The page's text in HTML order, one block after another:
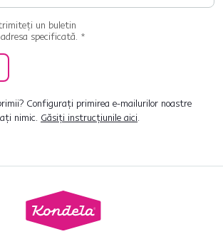
un buletin
specificată. *
Configurați primirea e-mailurilor noastre
nimic. Găsiți instrucțiunile aici.